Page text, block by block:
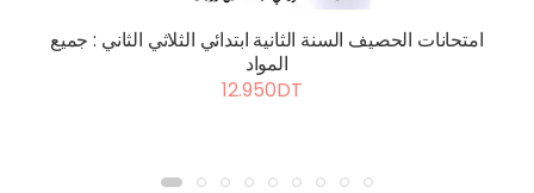
امتحانات الحصيف السنة الثانية ابتدائي الثلاثي الثاني : جميع
المواد
12.950DT